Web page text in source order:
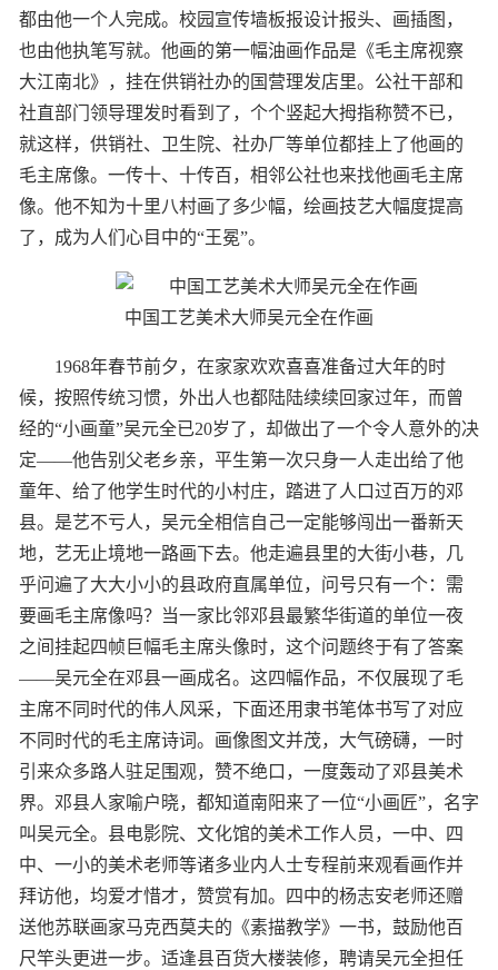
都由他一个人完成。校园宣传墙板报设计报头、画插图，
也由他执笔写就。他画的第一幅油画作品是《毛主席视察
大江南北》，挂在供销社办的国营理发店里。公社干部和
社直部门领导理发时看到了，个个竖起大拇指称赞不已，
就这样，供销社、卫生院、社办厂等单位都挂上了他画的
毛主席像。一传十、十传百，相邻公社也来找他画毛主席
像。他不知为十里八村画了多少幅，绘画技艺大幅度提高
了，成为人们心目中的“王冕”。
中国工艺美术大师吴元全在作画
1968年春节前夕，在家家欢欢喜喜准备过大年的时
候，按照传统习惯，外出人也都陆陆续续回家过年，而曾
经的“小画童”吴元全已20岁了，却做出了一个令人意外的决
定——他告别父老乡亲，平生第一次只身一人走出给了他
童年、给了他学生时代的小村庄，踏进了人口过百万的邓
县。是艺不亏人，吴元全相信自己一定能够闯出一番新天
地，艺无止境地一路画下去。他走遍县里的大街小巷，几
乎问遍了大大小小的县政府直属单位，问号只有一个：需
要画毛主席像吗？当一家比邻邓县最繁华街道的单位一夜
之间挂起四帧巨幅毛主席头像时，这个问题终于有了答案
——吴元全在邓县一画成名。这四幅作品，不仅展现了毛
主席不同时代的伟人风采，下面还用隶书笔体书写了对应
不同时代的毛主席诗词。画像图文并茂，大气磅礴，一时
引来众多路人驻足围观，赞不绝口，一度轰动了邓县美术
界。邓县人家喻户晓，都知道南阳来了一位“小画匠”，名字
叫吴元全。县电影院、文化馆的美术工作人员，一中、四
中、一小的美术老师等诸多业内人士专程前来观看画作并
拜访他，均爱才惜才，赞赏有加。四中的杨志安老师还赠
送他苏联画家马克西莫夫的《素描教学》一书，鼓励他百
尺竿头更进一步。适逢县百货大楼装修，聘请吴元全担任